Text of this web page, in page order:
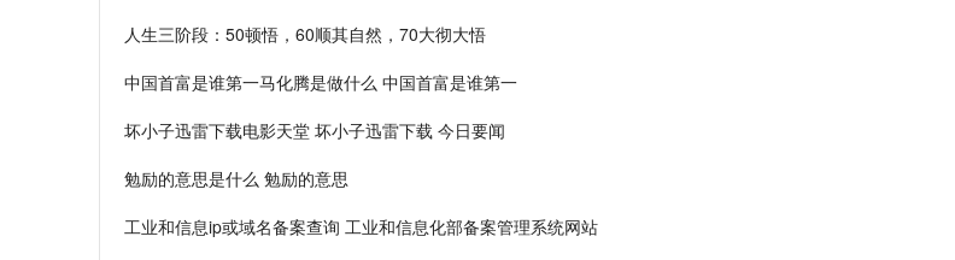
人生三阶段：50顿悟，60顺其自然，70大彻大悟
中国首富是谁第一马化腾是做什么 中国首富是谁第一
坏小子迅雷下载电影天堂 坏小子迅雷下载 今日要闻
勉励的意思是什么 勉励的意思
工业和信息ip或域名备案查询 工业和信息化部备案管理系统网站